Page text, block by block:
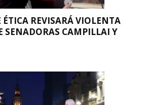
REVISARÁ VIOLENTA
SENADORAS CAMPILLAI Y